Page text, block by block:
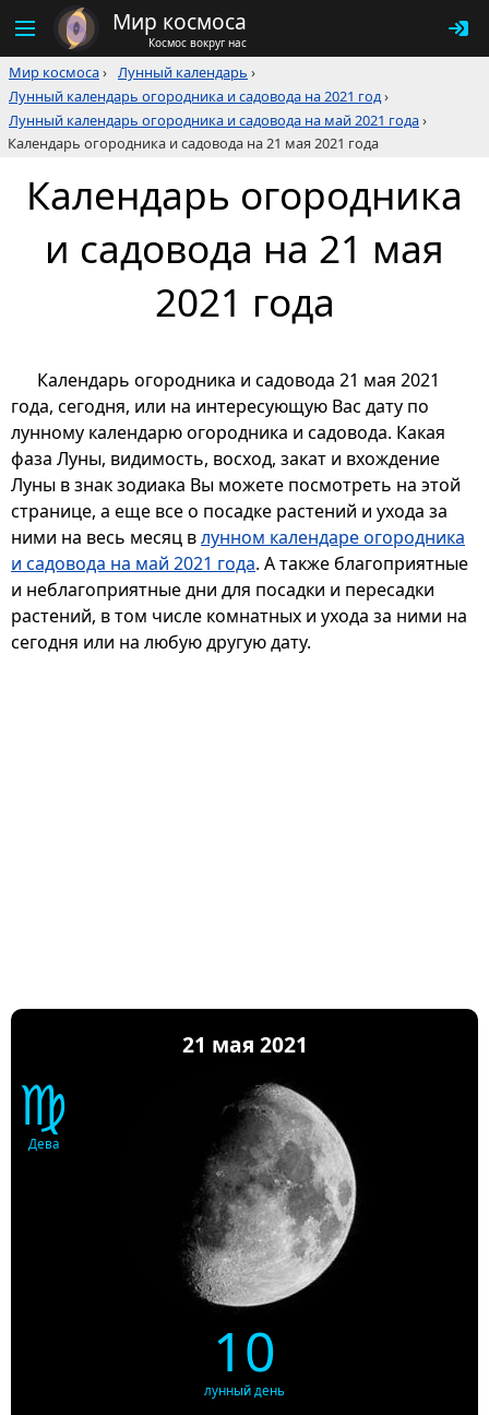
Мир космоса
Космос вокруг нас
Мир космоса› Лунный календарь ›
Лунный календарь огородника и садовода на 2021 год›
Лунный календарь огородника и садовода на май 2021 года›
Календарь огородника и садовода на 21 мая 2021 года
Календарь огородника
и садовода на 21 мая
2021 года
Календарь огородника и садовода 21 мая 2021
года, сегодня, или на интересующую Вас дату по
лунному календарю огородника и садовода. Какая
фаза Луны, видимость, восход, закат и вхождение
Луны в знак зодиака Вы можете посмотреть на этой
странице, а еще все о посадке растений и ухода за
ними на весь месяц влунном календаре огородника
и садовода на май 2021 года. А также благоприятные
и неблагоприятные дни для посадки и пересадки
растений, в том числе комнатных и ухода за ними на
сегодня или на любую другую дату.
21 мая 2021
♍
Дева
10
лунный день